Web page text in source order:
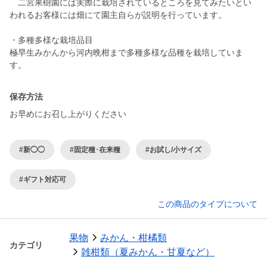
二宮果樹園には実際に栽培されているところを見てみたいとい
われるお客様には畑にて園主自らが説明を行っています。
・多種多様な栽培品目
極早生みかんから河内晩柑まで多種多様な品種を栽培していま
保存方法
お早めにお召し上がりください
#新◯◯ #固定種･在来種 #お試し/小サイズ
#ギフト対応可
この商品のタイプについて
カテゴリ
果物
みかん・柑橘類
雑柑類（夏みかん・甘夏など）